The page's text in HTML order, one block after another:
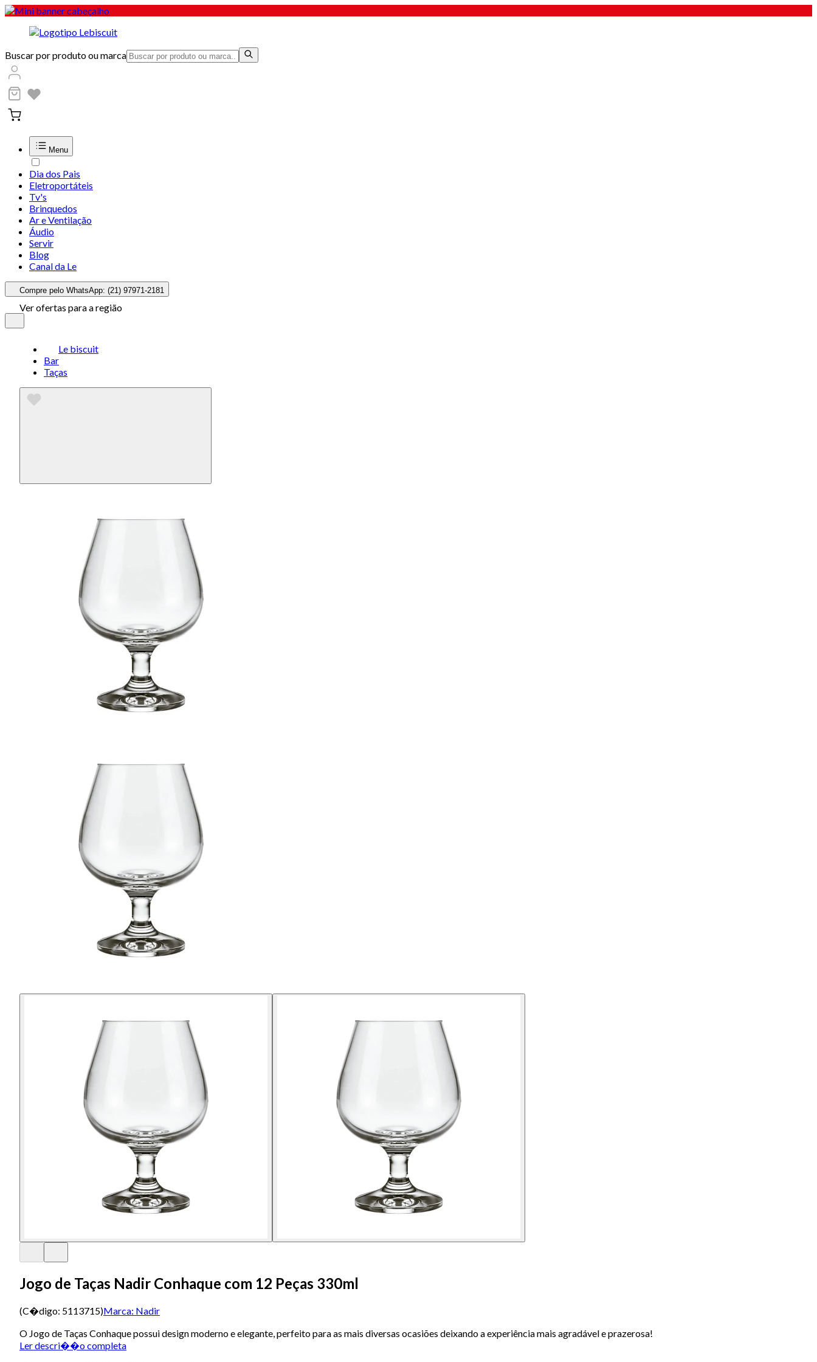
Buscar por produto ou marca
Menu
Dia dos Pais
Eletroportáteis
Tv's
Brinquedos
Ar e Ventilação
Áudio
Servir
Blog
Canal da Le
Compre pelo WhatsApp: (21) 97971-2181
Ver ofertas para a região
Le biscuit
Bar
Taças
Jogo de Taças Nadir Conhaque com 12 Peças 330ml
(C�digo: 5113715)Marca: Nadir
O Jogo de Taças Conhaque possui design moderno e elegante, perfeito para as mais diversas ocasiões deixando a experiência mais agradável e prazerosa!
Ler descri��o completa